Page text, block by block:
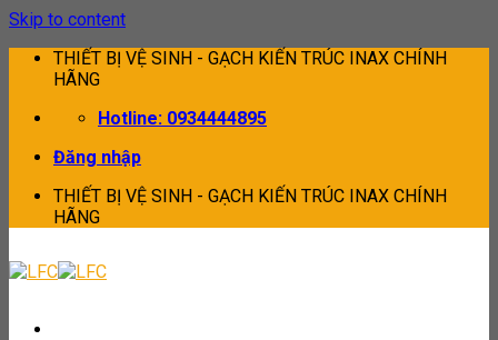
Skip to content
THIẾT BỊ VỆ SINH - GẠCH KIẾN TRÚC INAX CHÍNH
HÃNG
Hotline: 0934444895
Đăng nhập
THIẾT BỊ VỆ SINH - GẠCH KIẾN TRÚC INAX CHÍNH
HÃNG